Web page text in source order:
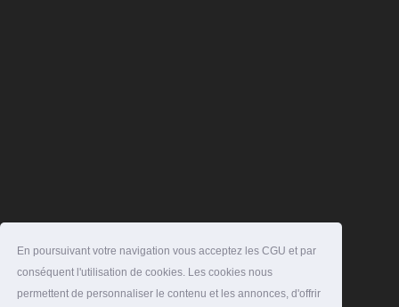
En poursuivant votre navigation vous acceptez les CGU et par
conséquent l'utilisation de cookies. Les cookies nous
permettent de personnaliser le contenu et les annonces, d'offrir